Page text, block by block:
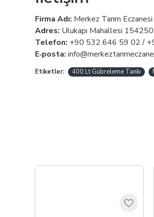
Firma Adı: Merkez Tarım Eczanesi
Adres: Ulukapı Mahallesi
Telefon: +90 532 646 59 02 /
E‑posta:
Etiketler: 400 Lt Gübreleme Tankı